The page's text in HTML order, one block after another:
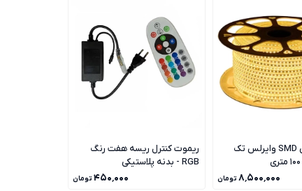
ریسه شلنگی SMD وایرلس تک
۸٬۵۰۰٬۰۰۰ تومان
ریموت کنترل ریسه هفت رنگ
RGB - بدنه پلاستیکی
۴۵۰٬۰۰۰ تومان